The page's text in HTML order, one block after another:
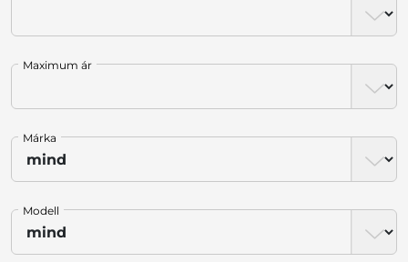
Maximum ár
Márka
Modell